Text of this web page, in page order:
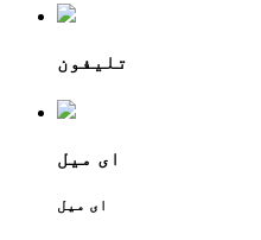
تلیفون
ای میل
ای میل